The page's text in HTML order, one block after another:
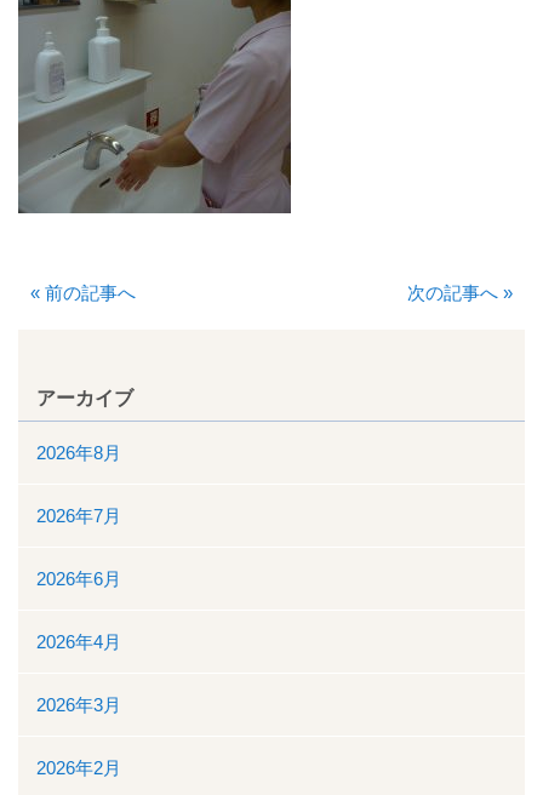
緩和ケア病床
地域包括ケア病棟
面会時間について
身体的拘束最小化のための方針
透析室
看護部
検査部
薬剤部
放射線科部
リハビリテーション課
訪問看護ステーション・居宅介護支援事業所
« 前の記事へ 次の記事へ »
アーカイブ
2026年8月
2026年7月
2026年6月
2026年4月
2026年3月
2026年2月